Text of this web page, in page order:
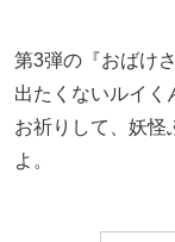
第3弾の『おばけ
出たくないルイく
お祈りして、妖怪
よ。